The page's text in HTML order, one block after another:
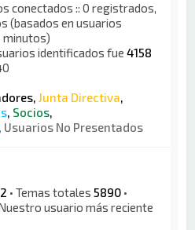
conectados :: 0 registrados,
(basados en usuarios
minutos)
identificados fue4158
,Junta Directiva,
, Socios,
, Usuarios No Presentados
• Temas totales5890 •
usuario más reciente